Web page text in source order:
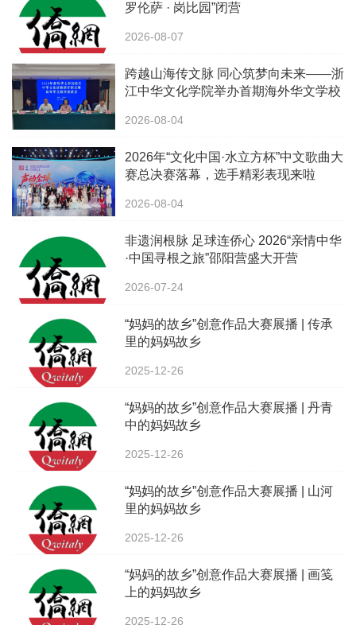
罗伦萨 · 岗比园”闭营
2026-08-07
跨越山海传文脉 同心筑梦向未来——浙
江中华文化学院举办首期海外华文学校
2026-08-04
2026年“文化中国·水立方杯”中文歌曲大
赛总决赛落幕，选手精彩表现来啦
2026-08-04
非遗润根脉 足球连侨心 2026“亲情中华
·中国寻根之旅”邵阳营盛大开营
2026-07-24
“妈妈的故乡”创意作品大赛展播 | 传承
里的妈妈故乡
2025-12-26
“妈妈的故乡”创意作品大赛展播 | 丹青
中的妈妈故乡
2025-12-26
“妈妈的故乡”创意作品大赛展播 | 山河
里的妈妈故乡
2025-12-26
“妈妈的故乡”创意作品大赛展播 | 画笺
上的妈妈故乡
2025-12-26